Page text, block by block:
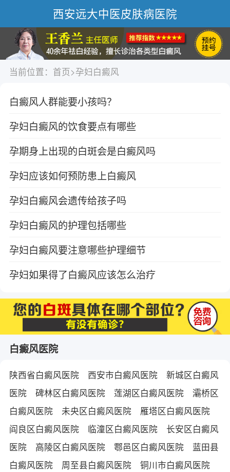
西安远大中医皮肤病医院
当前位置： 首页>孕妇白癜风
白癜风人群能要小孩吗？
孕妇白癜风的饮食要点有哪些
孕期身上出现的白斑会是白癜风吗
孕妇应该如何预防患上白癜风
孕妇白癜风会遗传给孩子吗
孕妇白癜风的护理包括哪些
孕妇白癜风要注意哪些护理细节
孕妇如果得了白癜风应该怎么治疗
白癜风医院
陕西省白癜风医院 西安市白癜风医院
新城区白癜风
医院
碑林区白癜风医院 莲湖区白癜风医院
灞桥区
白癜风医院
未央区白癜风医院
雁塔区白癜风医院
阎良区白癜风医院
临潼区白癜风医院
长安区白癜风
医院
高陵区白癜风医院 鄠邑区白癜风医院
蓝田县
白癜风医院
周至县白癜风医院
铜川市白癜风医院